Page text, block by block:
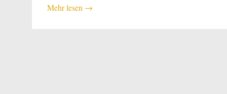
Mehr lesen →